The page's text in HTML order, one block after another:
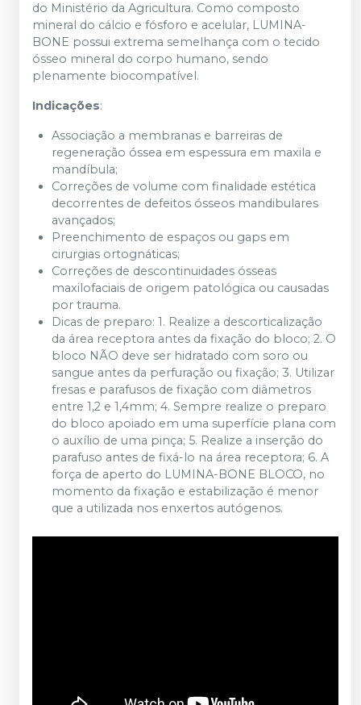
do Ministério da Agricultura. Como composto
mineral do cálcio e fósforo e acelular, LUMINA-
BONE possui extrema semelhança com o tecido
ósseo mineral do corpo humano, sendo
plenamente biocompatível.
Indicações:
Associação a membranas e barreiras de
regeneração óssea em espessura em maxila e
mandíbula;
Correções de volume com finalidade estética
decorrentes de defeitos ósseos mandibulares
avançados;
Preenchimento de espaços ou gaps em
cirurgias ortognáticas;
Correções de descontinuidades ósseas
maxilofaciais de origem patológica ou causadas
por trauma.
Dicas de preparo: 1. Realize a descorticalização
da área receptora antes da fixação do bloco; 2. O
bloco NÃO deve ser hidratado com soro ou
sangue antes da perfuração ou fixação; 3. Utilizar
fresas e parafusos de fixação com diâmetros
entre 1,2 e 1,4mm; 4. Sempre realize o preparo
do bloco apoiado em uma superfície plana com
o auxílio de uma pinça; 5. Realize a inserção do
parafuso antes de fixá-lo na área receptora; 6. A
força de aperto do LUMINA-BONE BLOCO, no
momento da fixação e estabilização é menor
que a utilizada nos enxertos autógenos.